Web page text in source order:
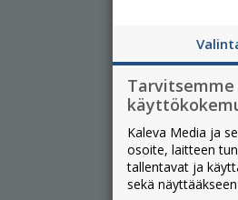
Kaleva Media ja
osoite, laitteen
tallentavat ja
sekä